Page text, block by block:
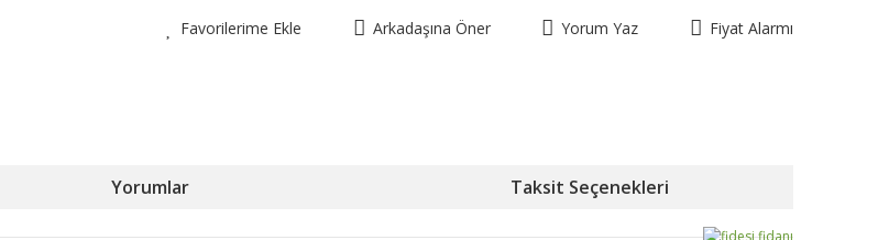
Favorilerime Ekle Arkadaşına Öner Yorum Yaz Fiyat Alarmı
Yorumlar Taksit Seçenekleri